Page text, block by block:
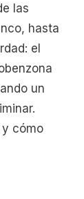
las
hasta
el
un
y cómo